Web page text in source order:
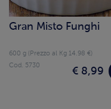
Gran Misto Funghi
600 g (Prezzo al Kg 14.98 €)
€ 8,99
Cod. 5730